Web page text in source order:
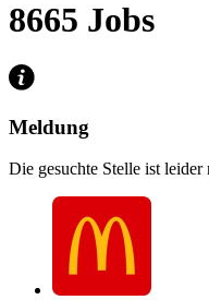
8665 Jobs
Meldung
Die gesuchte Stelle ist